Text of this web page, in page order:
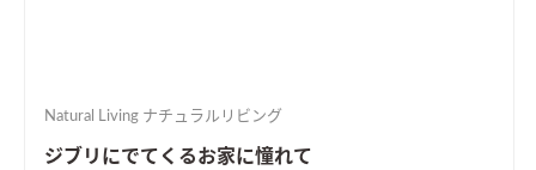
Natural Living ナチュラルリビング
ジブリにでてくるお家に憧れて